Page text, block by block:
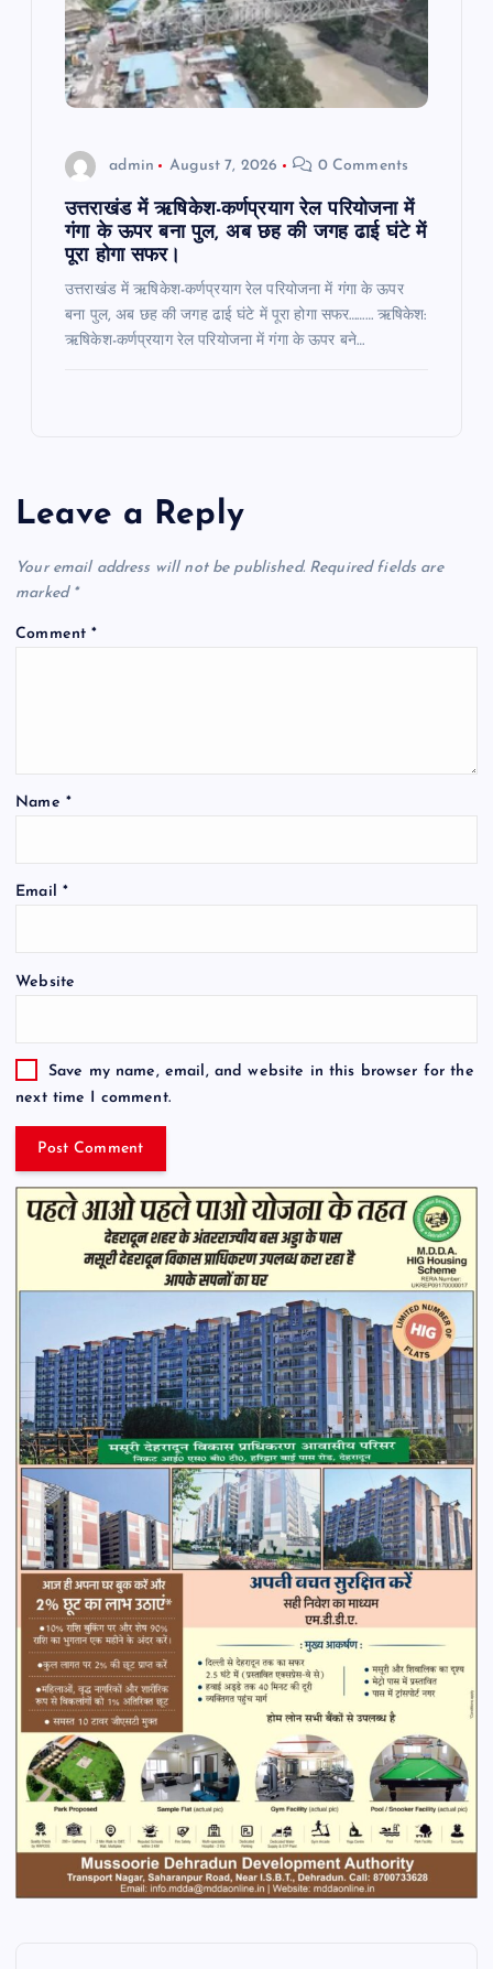
admin August 7, 2026 0 Comments
उत्तराखंड में ऋषिकेश-कर्णप्रयाग रेल परियोजना में
गंगा के ऊपर बना पुल, अब छह की जगह ढाई घंटे में
पूरा होगा सफर।
उत्तराखंड में ऋषिकेश-कर्णप्रयाग रेल परियोजना में गंगा के ऊपर
बना पुल, अब छह की जगह ढाई घंटे में पूरा होगा सफर……… ऋषिकेश:
ऋषिकेश-कर्णप्रयाग रेल परियोजना में गंगा के ऊपर बने…
Leave a Reply
Your email address will not be published. Required fields are
marked *
Comment*
Name *
Email *
Website
Save my name, email, and website in this browser for the
next time I comment.